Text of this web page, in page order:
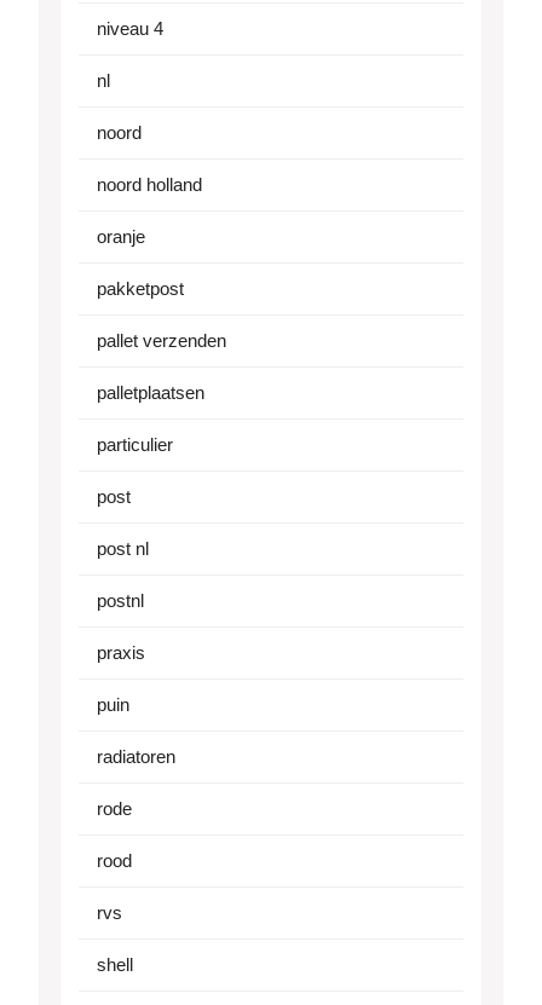
niveau 4
nl
noord
noord holland
oranje
pakketpost
pallet verzenden
palletplaatsen
particulier
post
post nl
postnl
praxis
puin
radiatoren
rode
rood
rvs
shell